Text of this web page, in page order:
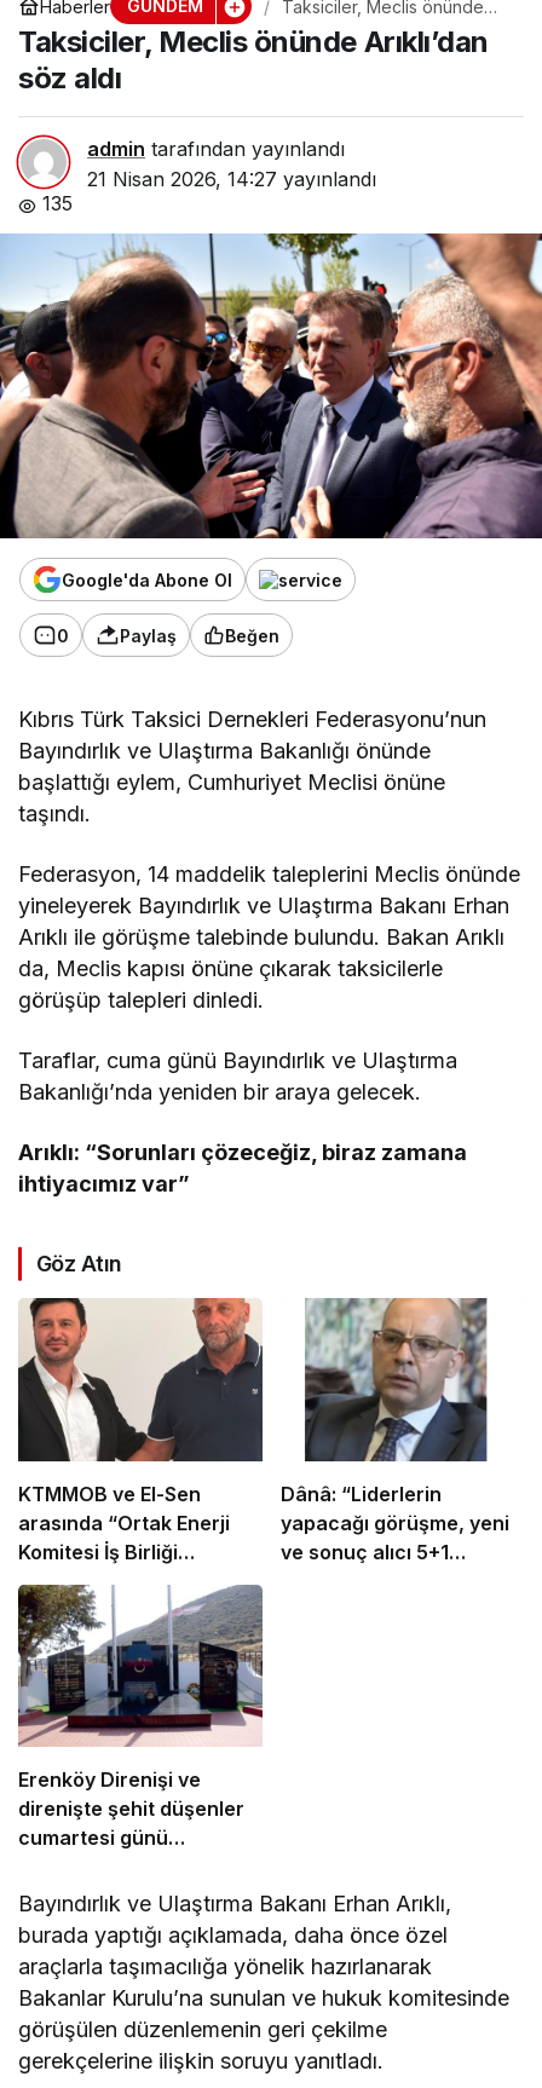
Haberler GÜNDEM
Taksiciler, Meclis önünde
Arıklı’dan söz aldı
Taksiciler, Meclis önünde Arıklı’dan
söz aldı
admin tarafından yayınlandı
21 Nisan 2026, 14:27 yayınlandı
135
Google'da Abone Ol
0 Paylaş Beğen
Kıbrıs Türk Taksici Dernekleri Federasyonu’nun
Bayındırlık ve Ulaştırma Bakanlığı önünde
başlattığı eylem, Cumhuriyet Meclisi önüne
taşındı.
Federasyon, 14 maddelik taleplerini Meclis önünde
yineleyerek Bayındırlık ve Ulaştırma Bakanı Erhan
Arıklı ile görüşme talebinde bulundu. Bakan Arıklı
da, Meclis kapısı önüne çıkarak taksicilerle
görüşüp talepleri dinledi.
Taraflar, cuma günü Bayındırlık ve Ulaştırma
Bakanlığı’nda yeniden bir araya gelecek.
Arıklı: “Sorunları çözeceğiz, biraz zamana
ihtiyacımız var”
Göz Atın
KTMMOB ve El-Sen
arasında “Ortak Enerji
Komitesi İş Birliği
Protokolü” imzalandı
Dânâ: “Liderlerin
yapacağı görüşme, yeni
ve sonuç alıcı 5+1
Erenköy Direnişi ve
direnişte şehit düşenler
cumartesi günü
anılacak
Bayındırlık ve Ulaştırma Bakanı Erhan Arıklı,
burada yaptığı açıklamada, daha önce özel
araçlarla taşımacılığa yönelik hazırlanarak
Bakanlar Kurulu’na sunulan ve hukuk komitesinde
görüşülen düzenlemenin geri çekilme
gerekçelerine ilişkin soruyu yanıtladı.